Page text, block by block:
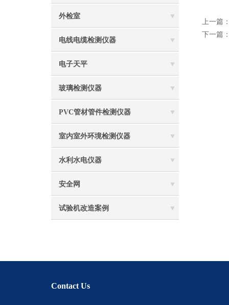
外检室
电线电缆检测仪器
电子天平
玻璃检测仪器
PVC管材管件检测仪器
室内室外环境检测仪器
水利水电仪器
安全网
试验机改造案例
上一篇
下一篇
Contact Us